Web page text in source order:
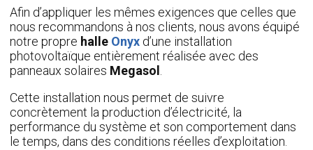
Afin d’appliquer les mêmes exigences que celles que
nous recommandons à nos clients, nous avons équipé
notre propre halle Onyxd’une installation
photovoltaïque entièrement réalisée avec des
panneaux solaires Megasol
Cette installation nous permet de suivre
concrètement la production d’électricité, la
performance du système et son comportement dans
le temps, dans des conditions réelles d’exploitation.